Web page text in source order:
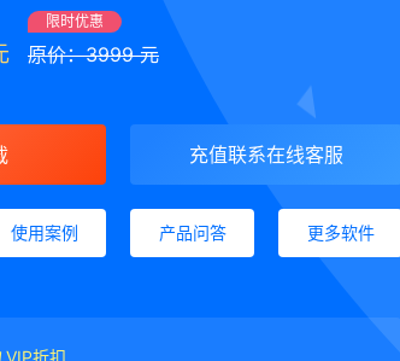
限时优惠
原价：3999 元
充值联系在线客服
使用案例 产品问答 更多软件
VIP折扣